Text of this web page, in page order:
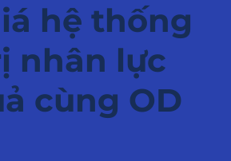
hệ thống
nhân lực
cùng OD